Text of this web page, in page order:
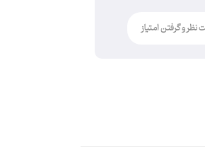
نظر و گرفتن امتیاز